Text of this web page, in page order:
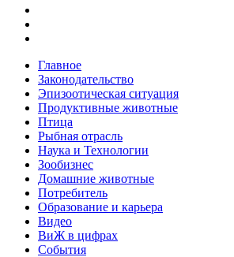
Главное
Законодательство
Эпизоотическая ситуация
Продуктивные животные
Птица
Рыбная отрасль
Наука и Технологии
Зообизнес
Домашние животные
Потребитель
Образование и карьера
Видео
ВиЖ в цифрах
События